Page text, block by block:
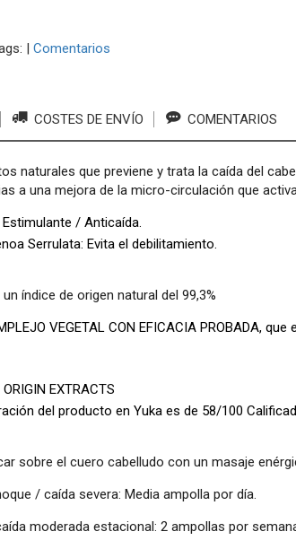
| Comentarios
COSTES DE ENVÍO COMENTARIOS
naturales que previene y trata la caída del
a una mejora de la micro-circulación que
/ Anticaída.
Serrulata: Evita el debilitamiento.
índice de origen natural del 99,3%
VEGETAL CON EFICACIA PROBADA,
EXTRACTS
del producto en Yuka es de 58/100
sobre el cuero cabelludo con un masaje
/ caída severa: Media ampolla por día.
moderada estacional: 2 ampollas por